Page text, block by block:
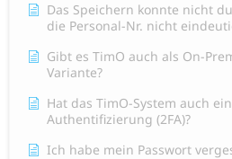
Das Speichern konnte nicht
die Personal-Nr. nicht
Gibt es TimO auch als On-
Variante?
Hat das TimO-System auch
Authentifizierung (2FA)?
Ich habe mein Passwort